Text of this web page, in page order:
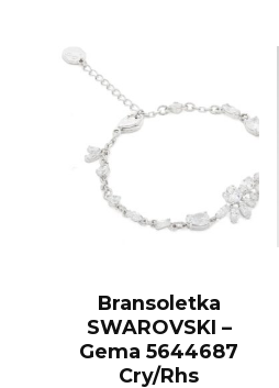
Bransoletka
SWAROVSKI –
Gema 5644687
Cry/Rhs